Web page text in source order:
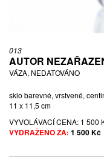
013
AUTOR
VÁZA, NEDATOVÁNO
sklo barevné, vrstvené,
11 x 11,5 cm
VYVOLÁVACÍ CENA: 1 500
VYDRAŽENO ZA: 1 500 Kč